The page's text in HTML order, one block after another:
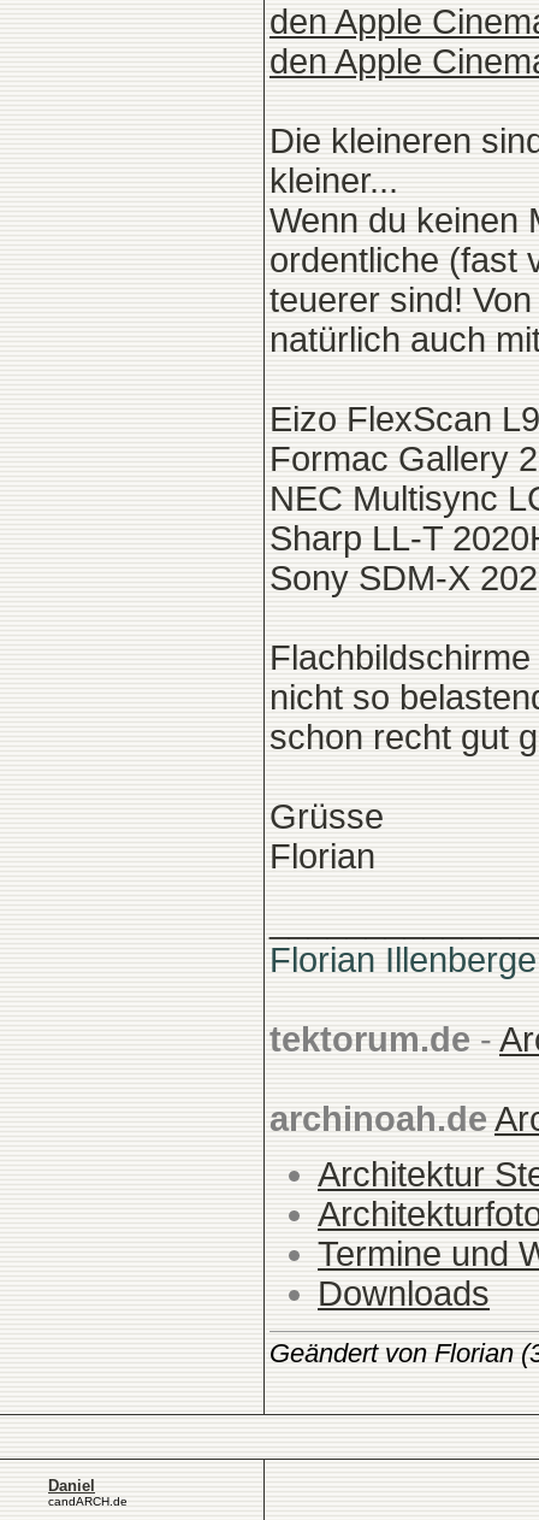
den Apple
den Apple
Die kleineren
kleiner...
Wenn du keinen
ordentliche (fast
teuerer sind!
natürlich auch
Eizo FlexScan
Formac Gallery
NEC Multisync
Sharp LL-T
Sony SDM-X
nicht so
schon recht gut
Grüsse
Florian
Florian
tektorum.de -
archinoah.de
Architektur
Termine und
Downloads
Geändert von Florian
Daniel
candARCH.de